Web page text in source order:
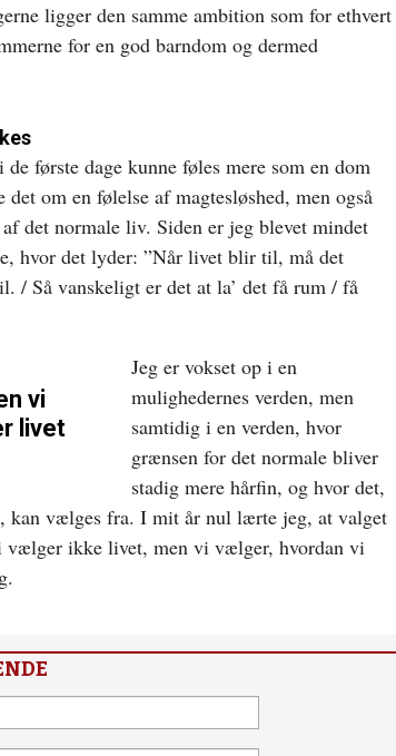
ligger den samme ambition som for ethvert
for en god barndom og dermed
første dage kunne føles mere som en dom
det om en følelse af magtesløshed, men også
det normale liv. Siden er jeg blevet mindet
hvor det lyder: ”Når livet blir til, må det
/ Så vanskeligt er det at la’ det få rum / få
vi
livet
Jeg er vokset op i en
mulighedernes verden, men
samtidig i en verden, hvor
grænsen for det normale bliver
stadig mere hårfin, og hvor det,
kan vælges fra. I mit år nul lærte jeg, at valget
vælger ikke livet, men vi vælger, hvordan vi